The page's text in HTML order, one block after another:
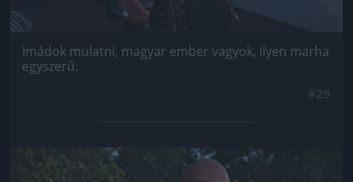
Imádok mulatni, magyar ember vagyok, ilyen marha
egyszerű.
Jön még kép!